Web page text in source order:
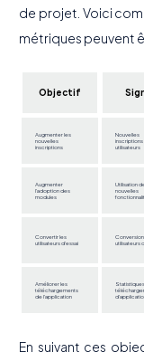
de projet. Voici
métriques peuvent
Objectif
Augmenter les
nouvelles
inscriptions
Nouvelles
inscriptions
utilisateurs
Augmenter
l'adoption des
modules
Utilisation
nouvelles
Convertir les
utilisateurs d'essai
utilisateurs
Améliorer les
téléchargements
de l'application
En suivant ces